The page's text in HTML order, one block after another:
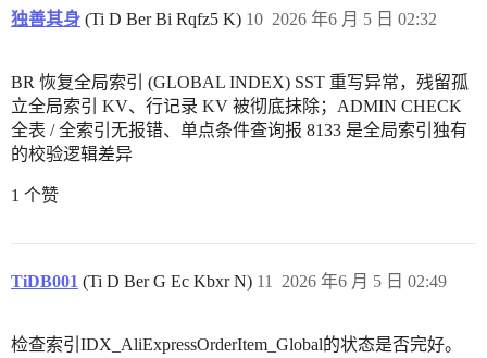
独善其身 (Ti D Ber Bi Rqfz5 K) 2026 年6 月 5 日 02:32
10
BR 恢复全局索引 (GLOBAL INDEX) SST 重写异常，残留孤
立全局索引 KV、行记录 KV 被彻底抹除；ADMIN CHECK
全表 / 全索引无报错、单点条件查询报 8133 是全局索引独有
的校验逻辑差异
1 个赞
TiDB001 (Ti D Ber G Ec Kbxr N) 2026 年6 月 5 日 02:49
11
检查索引IDX_AliExpressOrderItem_Global的状态是否完好。